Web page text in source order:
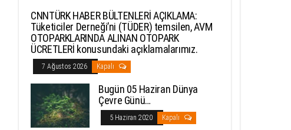
CNNTÜRK HABER BÜLTENLERİ AÇIKLAMA:
Tüketiciler Derneği’ni (TÜDER) temsilen, AVM
OTOPARKLARINDA ALINAN OTOPARK
ÜCRETLERİ konusundaki açıklamalarımız.
7 Ağustos 2026 Kapalı
Bugün 05 Haziran Dünya
Çevre Günü…
5 Haziran 2020 Kapalı